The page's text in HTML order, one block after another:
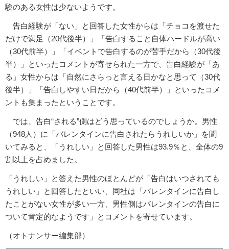
験のある女性は少ないようです。
告白経験が「ない」と回答した女性からは「チョコを渡せた
だけで満足（20代後半）」「告白すること自体ハードルが高い
（30代前半）」「イベントで告白するのが苦手だから（30代後
半）」といったコメントが寄せられた一方で、告白経験が「あ
る」女性からは「自然にさらっと言える日かなと思って（30代
後半）」「告白しやすい日だから（40代前半）」といったコメ
ントも集まったということです。
では、告白“される”側はどう思っているのでしょうか。男性
（948人）に「バレンタインに告白されたらうれしいか」を聞
いてみると、「うれしい」と回答した男性は93.9％と、全体の9
割以上を占めました。
「うれしい」と答えた男性のほとんどが「告白はいつされても
うれしい」と回答したといい、同社は「バレンタインに告白し
たことがない女性が多い一方、男性側はバレンタインの告白に
ついて肯定的なようです」とコメントを寄せています。
（オトナンサー編集部）